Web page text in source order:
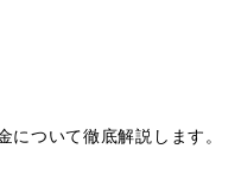
について徹底解説します。